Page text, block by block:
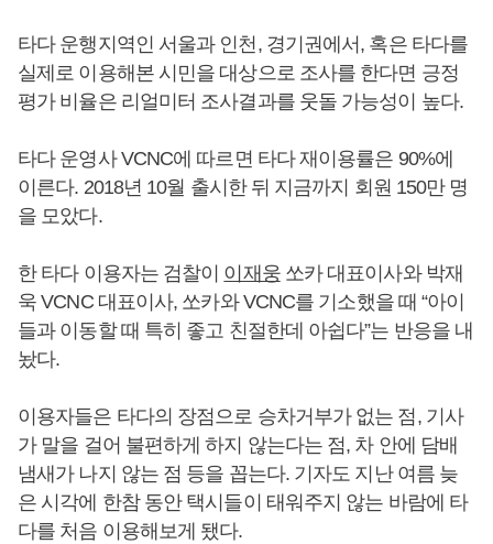
타다 운행지역인 서울과 인천, 경기권에서, 혹은 타다를
실제로 이용해본 시민을 대상으로 조사를 한다면 긍정
평가 비율은 리얼미터 조사결과를 웃돌 가능성이 높다.
타다 운영사 VCNC에 따르면 타다 재이용률은 90%에
이른다. 2018년 10월 출시한 뒤 지금까지 회원 150만 명
을 모았다.
한 타다 이용자는 검찰이 이재웅쏘카 대표이사와 박재
욱 VCNC 대표이사, 쏘카와 VCNC를 기소했을 때 “아이
들과 이동할 때 특히 좋고 친절한데 아쉽다”는 반응을 내
놨다.
이용자들은 타다의 장점으로 승차거부가 없는 점, 기사
가 말을 걸어 불편하게 하지 않는다는 점, 차 안에 담배
냄새가 나지 않는 점 등을 꼽는다. 기자도 지난 여름 늦
은 시각에 한참 동안 택시들이 태워주지 않는 바람에 타
다를 처음 이용해보게 됐다.